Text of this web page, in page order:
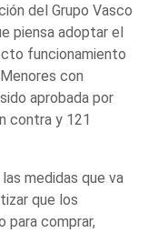
del Grupo Vasco
piensa adoptar el
funcionamiento
con
aprobada por
contra y 121
medidas que va
que los
para comprar,